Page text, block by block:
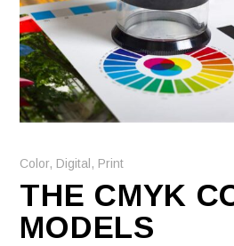
Color, Digital , Print
THE CMYK
MODELS